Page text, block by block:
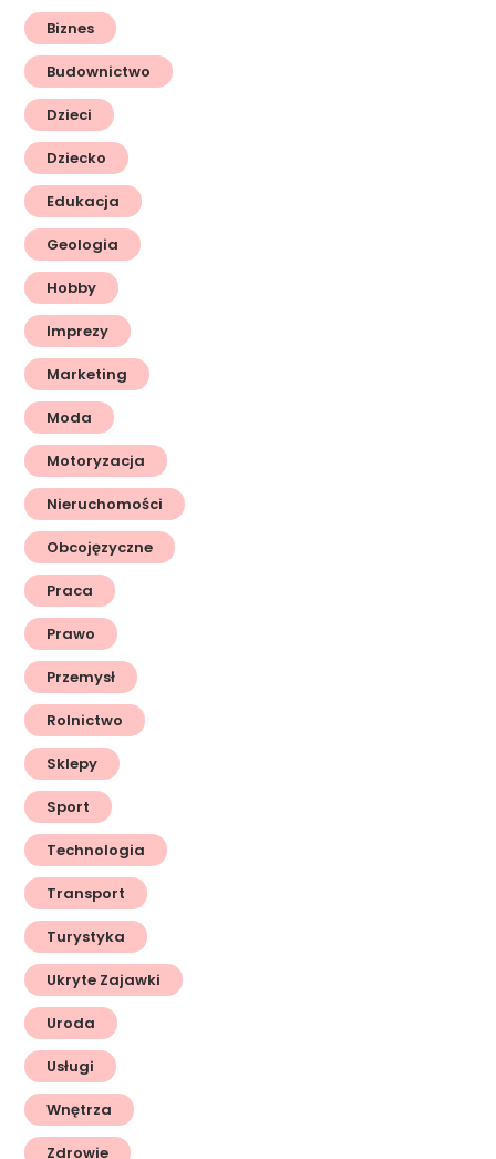
Biznes
Budownictwo
Dzieci
Dziecko
Edukacja
Geologia
Hobby
Imprezy
Marketing
Moda
Motoryzacja
Nieruchomości
Obcojęzyczne
Praca
Prawo
Przemysł
Rolnictwo
Sklepy
Sport
Technologia
Transport
Turystyka
Ukryte Zajawki
Uroda
Usługi
Wnętrza
Zdrowie